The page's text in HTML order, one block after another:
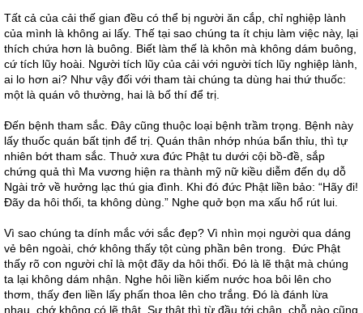
Tất cả của cải thế gian đều có thể bị người ăn cắp, chỉ nghiệp lành
của mình là không ai lấy. Thế tại sao chúng ta ít chịu làm việc này, lại
thích chứa hơn là buông. Biết làm thế là khôn mà không dám buông,
cứ tích lũy hoài. Người tích lũy của cải với người tích lũy nghiệp lành,
ai lo hơn ai? Như vậy đối với tham tài chúng ta dùng hai thứ thuốc:
một là quán vô thường, hai là bố thí để trị.
Đến bệnh tham sắc. Đây cũng thuộc loại bệnh trầm trọng. Bệnh này
lấy thuốc quán bất tịnh để trị. Quán thân nhớp nhúa bẩn thỉu, thì tự
nhiên bớt tham sắc. Thuở xưa đức Phật tu dưới cội bồ-đề, sắp
chứng quả thì Ma vương hiện ra thành mỹ nữ kiều diễm đến dụ dỗ
Ngài trở về hưởng lạc thú gia đình. Khi đó đức Phật liền bảo: “Hãy đi!
Đãy da hôi thối, ta không dùng.” Nghe quở bọn ma xấu hổ rút lui.
Vì sao chúng ta dính mắc với sắc đẹp? Vì nhìn mọi người qua dáng
vẻ bên ngoài, chớ không thấy tột cùng phần bên trong. Đức Phật
thấy rõ con người chỉ là một đãy da hôi thối. Đó là lẽ thật mà chúng
ta lại không dám nhận. Nghe hôi liền kiếm nước hoa bôi lên cho
thơm, thấy đen liền lấy phấn thoa lên cho trắng. Đó là đánh lừa
nhau, chớ không có lẽ thật. Sự thật thì từ đầu tới chân, chỗ nào cũng